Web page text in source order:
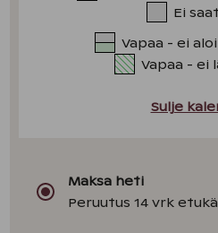
Ei
Vapaa - ei
Vapaa - ei
Sulje
Maksa heti
Peruutus 14 vrk